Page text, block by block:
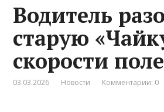
Водитель
старую
скорости
03.03.2026 Новости Комментарии: 0